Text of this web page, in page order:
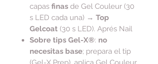
capas finas de Gel Couleur (30
s LED cada una) → Top
Gelcoat (30 s LED). Aprés Nail
Sobre tips Gel-X®: no
necesitas base; prepara el tip